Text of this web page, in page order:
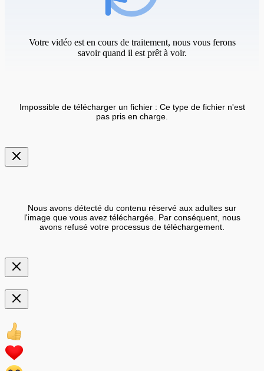
Votre vidéo est en cours de traitement, nous vous ferons
savoir quand il est prêt à voir.
Impossible de télécharger un fichier : Ce type de fichier n'est
pas pris en charge.
Nous avons détecté du contenu réservé aux adultes sur
l'image que vous avez téléchargée. Par conséquent, nous
avons refusé votre processus de téléchargement.